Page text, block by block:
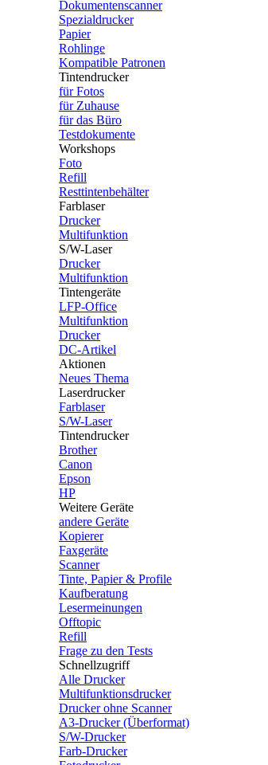
Dokumentenscanner
Spezialdrucker
Papier
Rohlinge
Kompatible Patronen
Tintendrucker
für Fotos
für Zuhause
für das Büro
Testdokumente
Workshops
Foto
Refill
Resttintenbehälter
Farblaser
Drucker
Multifunktion
S/W-Laser
Drucker
Multifunktion
Tintengeräte
LFP-Office
Multifunktion
Drucker
DC-Artikel
Aktionen
Neues Thema
Laserdrucker
Farblaser
S/W-Laser
Tintendrucker
Brother
Canon
Epson
HP
Weitere Geräte
andere Geräte
Kopierer
Faxgeräte
Scanner
Tinte, Papier & Profile
Kaufberatung
Lesermeinungen
Offtopic
Refill
Frage zu den Tests
Schnellzugriff
Alle Drucker
Multifunktionsdrucker
Drucker ohne Scanner
A3-Drucker (Überformat)
S/W-Drucker
Farb-Drucker